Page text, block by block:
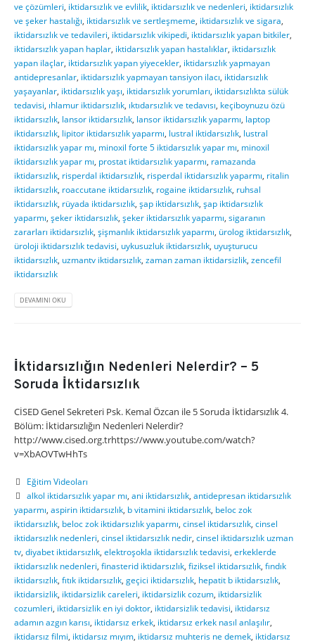
ve çözümleri, iktidarsızlık ve evlilik, iktidarsızlık ve nedenleri, iktidarsızlık
ve şeker hastalığı, iktidarsızlık ve sertleşmeme, iktidarsızlık ve sigara,
iktidarsızlık ve tedavileri, iktidarsızlık vikipedi, iktidarsızlık yapan bitkiler,
iktidarsızlık yapan haplar, iktidarsızlık yapan hastalıklar, iktidarsızlık
yapan ilaçlar, iktidarsızlık yapan yiyecekler, iktidarsızlık yapmayan
antidepresanlar, iktidarsızlık yapmayan tansiyon ilacı, iktidarsızlık
yaşayanlar, iktidarsızlık yaşı, iktidarsızlık yorumları, iktidarsızlıkta sülük
tedavisi, ıhlamur iktidarsızlık, ıktıdarsızlık ve tedavısı, keçiboynuzu özü
iktidarsızlık, lansor iktidarsızlık, lansor iktidarsızlık yaparmı, laptop
iktidarsızlık, lipitor iktidarsızlık yaparmı, lustral iktidarsızlık, lustral
iktidarsızlık yapar mı, minoxil forte 5 iktidarsızlık yapar mı, minoxil
iktidarsızlık yapar mı, prostat iktidarsızlık yaparmı, ramazanda
iktidarsızlık, risperdal iktidarsızlık, risperdal iktidarsızlık yaparmı, ritalin
iktidarsızlık, roaccutane iktidarsızlık, rogaine iktidarsızlık, ruhsal
iktidarsızlık, rüyada iktidarsızlık, şap iktidarsızlık, şap iktidarsızlık
yaparmı, şeker iktidarsızlık, şeker iktidarsızlık yaparmı, sigaranın
zararları iktidarsızlık, şişmanlık iktidarsızlık yaparmı, ürolog iktidarsızlık,
üroloji iktidarsızlık tedavisi, uykusuzluk iktidarsızlık, uyuşturucu
iktidarsızlık, uzmantv iktidarsızlık, zaman zaman iktidarsizlik, zencefil
iktidarsızlık
DEVAMINI OKU
İktidarsızlığın Nedenleri Nelerdir? – 5
Soruda İktidarsızlık
CİSED Genel Sekreteri Psk. Kemal Özcan ile 5 Soruda İktidarsızlık 4.
Bölüm: İktidarsızlığın Nedenleri Nelerdir?
http://www.cised.org.trhttps://www.youtube.com/watch?
v=XbAOVTwHhTs
Eğitim Videoları
alkol iktidarsızlık yapar mı ani iktidarsızlık, antidepresan iktidarsızlık
yaparmı aspirin iktidarsızlık b vitamini iktidarsızlık beloc zok
iktidarsızlık beloc zok iktidarsızlık yaparmı cinsel iktidarsızlık cinsel
iktidarsızlık nedenleri cinsel iktidarsızlık nedir cinsel iktidarsızlık uzman
tv diyabet iktidarsızlık elektroşokla iktidarsızlık tedavisi erkeklerde
iktidarsızlık nedenleri finasterid iktidarsızlık fiziksel iktidarsızlık fındık
iktidarsızlık fıtık iktidarsızlık geçici iktidarsızlık hepatit b iktidarsızlık
iktidarsizlik iktidarsizlik careleri iktidarsizlik cozum iktidarsizlik
cozumleri iktidarsizlik en iyi doktor iktidarsizlik tedavisi iktidarsız
adamın azgın karısı iktidarsız erkek iktidarsız erkek nasıl anlaşılır
iktidarsız filmi iktidarsız mıyım iktidarsız muhteris ne demek iktidarsız